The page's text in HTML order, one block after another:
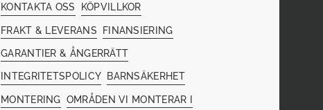
KONTAKTA OSS
KÖPVILLKOR
FRAKT & LEVERANS FINANSIERING
GARANTIER & ÅNGERRÄTT
INTEGRITETSPOLICY BARNSÄKERHET
MONTERING OMRÅDEN VI MONTERAR I